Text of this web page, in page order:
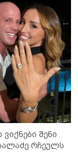
შენი
რჩეულს